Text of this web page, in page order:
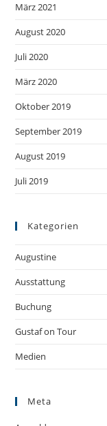
März 2021
August 2020
Juli 2020
März 2020
Oktober 2019
September 2019
August 2019
Juli 2019
Kategorien
Augustine
Ausstattung
Buchung
Gustaf on Tour
Medien
Meta